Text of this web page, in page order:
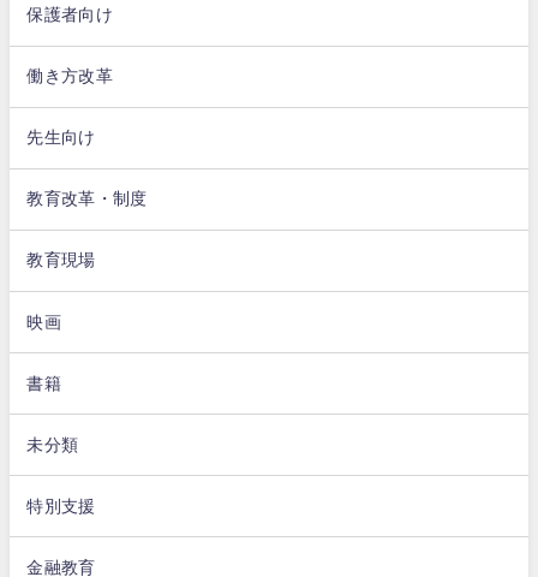
保護者向け
働き方改革
先生向け
教育改革・制度
教育現場
映画
書籍
未分類
特別支援
金融教育